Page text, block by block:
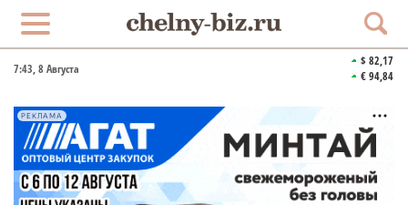
7:43, 8 Августа
$ 82,17
€ 94,84
РЕКЛАМА